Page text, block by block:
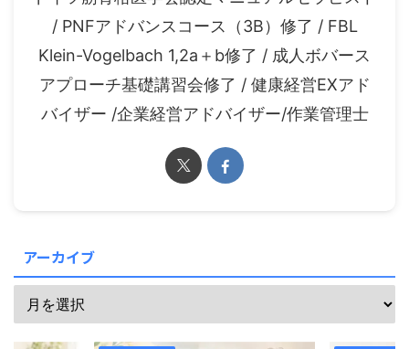
/ PNFアドバンスコース（3B）修了 / FBL
Klein-Vogelbach 1,2a＋b修了 / 成人ボバース
アプローチ基礎講習会修了 / 健康経営EXアド
バイザー /企業経営アドバイザー/作業管理士
アーカイブ